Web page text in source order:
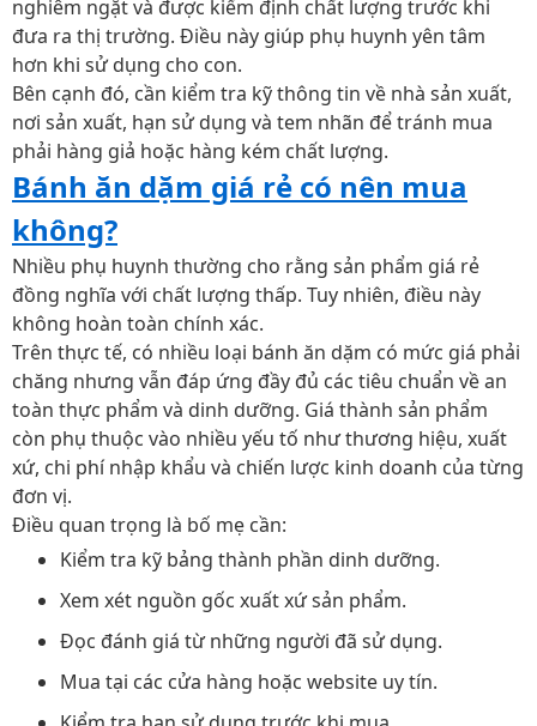
nghiêm ngặt và được kiểm định chất lượng trước khi
đưa ra thị trường. Điều này giúp phụ huynh yên tâm
hơn khi sử dụng cho con.
Bên cạnh đó, cần kiểm tra kỹ thông tin về nhà sản xuất,
nơi sản xuất, hạn sử dụng và tem nhãn để tránh mua
phải hàng giả hoặc hàng kém chất lượng.
Bánh ăn dặm giá rẻ có nên mua
không?
Nhiều phụ huynh thường cho rằng sản phẩm giá rẻ
đồng nghĩa với chất lượng thấp. Tuy nhiên, điều này
không hoàn toàn chính xác.
Trên thực tế, có nhiều loại bánh ăn dặm có mức giá phải
chăng nhưng vẫn đáp ứng đầy đủ các tiêu chuẩn về an
toàn thực phẩm và dinh dưỡng. Giá thành sản phẩm
còn phụ thuộc vào nhiều yếu tố như thương hiệu, xuất
xứ, chi phí nhập khẩu và chiến lược kinh doanh của từng
đơn vị.
Điều quan trọng là bố mẹ cần:
Kiểm tra kỹ bảng thành phần dinh dưỡng.
Xem xét nguồn gốc xuất xứ sản phẩm.
Đọc đánh giá từ những người đã sử dụng.
Mua tại các cửa hàng hoặc website uy tín.